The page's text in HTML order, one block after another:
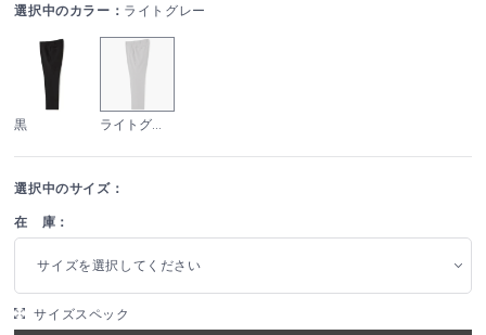
選択中のカラー： ライトグレー
黒 ライトグレー
選択中のサイズ：
在 庫：
サイズを選択してください
サイズスペック